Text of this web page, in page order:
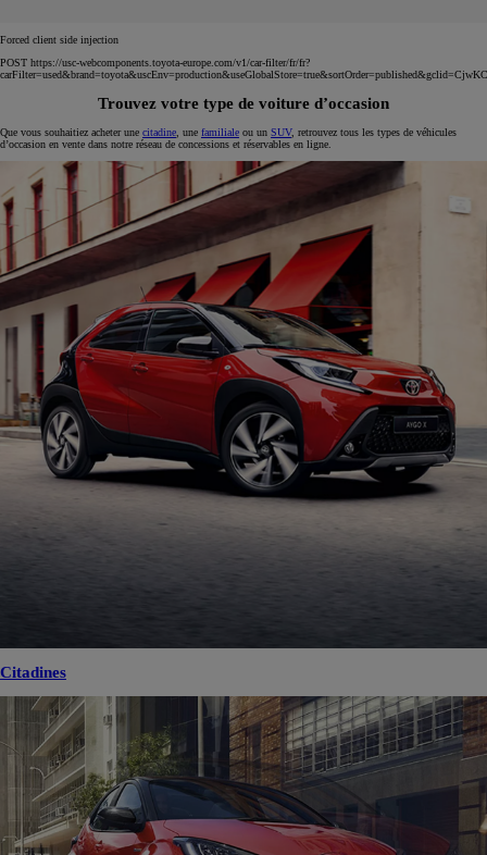
Forced client side injection
POST https://usc-webcomponents.toyota-europe.com/v1/car-filter/fr/fr?
Trouvez votre type de voiture d’occasion
Que vous souhaitiez acheter une citadine , une familiale ou un SUV, retrouvez tous les types de véhicules
d’occasion en vente dans notre réseau de concessions et réservables en ligne.
Citadines